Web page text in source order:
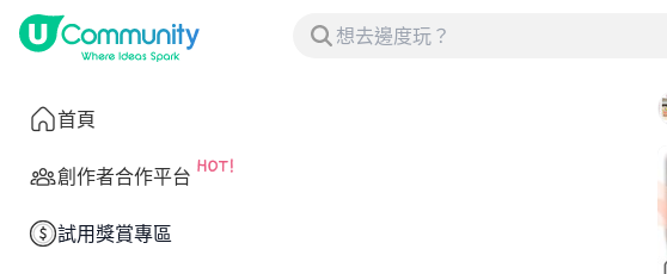
首頁
創作者合作平台
試用獎賞專區